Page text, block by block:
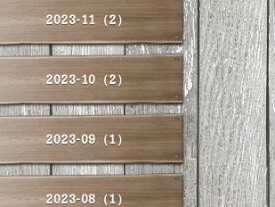
2023-11（2）
2023-10（2）
2023-09（1）
2023-08（1）